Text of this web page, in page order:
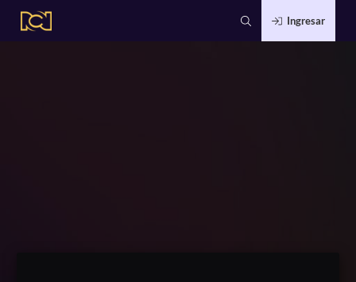
Ingresar